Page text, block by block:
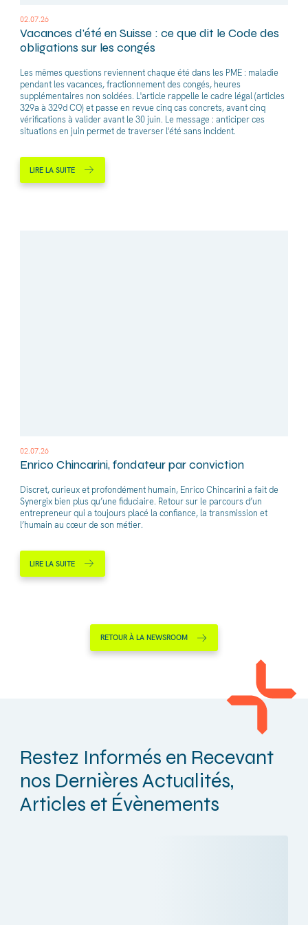
02.07.26
Vacances d'été en Suisse : ce que dit le Code des
obligations sur les congés
Les mêmes questions reviennent chaque été dans les PME : maladie
pendant les vacances, fractionnement des congés, heures
supplémentaires non soldées. L'article rappelle le cadre légal (articles
329a à 329d CO) et passe en revue cinq cas concrets, avant cinq
vérifications à valider avant le 30 juin. Le message : anticiper ces
situations en juin permet de traverser l'été sans incident.
LIRE LA SUITE
02.07.26
Enrico Chincarini, fondateur par conviction
Discret, curieux et profondément humain, Enrico Chincarini a fait de
Synergix bien plus qu’une fiduciaire. Retour sur le parcours d’un
entrepreneur qui a toujours placé la confiance, la transmission et
l’humain au cœur de son métier.
LIRE LA SUITE
RETOUR À LA NEWSROOM
Restez Informés en Recevant
nos Dernières Actualités,
Articles et Évènements